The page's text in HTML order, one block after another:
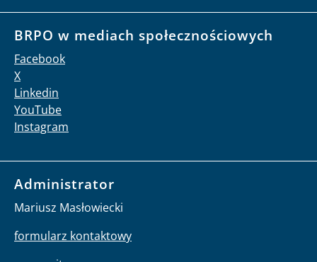
BRPO w mediach społecznościowych
Facebook
X
Linkedin
YouTube
Instagram
Administrator
Mariusz Masłowiecki
formularz kontaktowy